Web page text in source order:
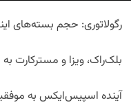
رگولاتوری: حجم بسته‌های
بلک‌راک، ویزا و مسترکارت
آینده اسپیس‌ایکس به